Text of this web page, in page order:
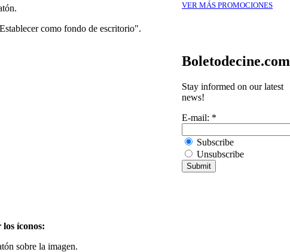
como fondo de escritorio".
íconos:
sobre la imagen.
VER MÁS PROMOCIONES
Boletodecine.com
Stay informed on our latest
news!
E-mail: *
Subscribe
Unsubscribe